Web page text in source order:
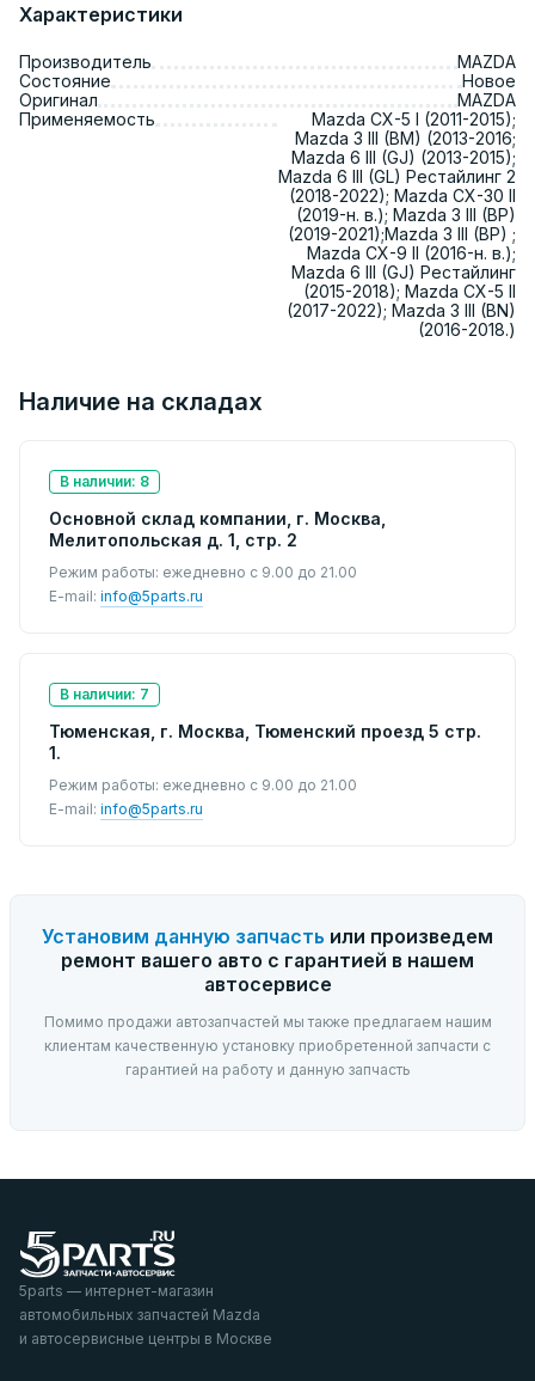
Характеристики
Производитель
MAZDA
Состояние
Новое
Оригинал
MAZDA
Применяемость
Mazda CX-5 I (2011-2015);
Mazda 3 III (BM) (2013-2016;
Mazda 6 III (GJ) (2013-2015);
Mazda 6 III (GL) Рестайлинг 2
(2018-2022); Mazda CX-30 II
(2019-н. в.); Mazda 3 III (BP)
(2019-2021);Mazda 3 III (BP) ;
Mazda CX-9 II (2016-н. в.);
Mazda 6 III (GJ) Рестайлинг
(2015-2018); Mazda CX-5 II
(2017-2022); Mazda 3 III (BN)
(2016-2018.)
Наличие на складах
В наличии: 8
Основной склад компании, г. Москва,
Мелитопольская д. 1, стр. 2
Режим работы: ежедневно с 9.00 до 21.00
E-mail: info@5parts.ru
В наличии: 7
Тюменская, г. Москва, Тюменский проезд 5 стр.
1.
Режим работы: ежедневно с 9.00 до 21.00
E-mail: info@5parts.ru
Установим данную запчасть или произведем
ремонт вашего авто с гарантией в нашем
автосервисе
Помимо продажи автозапчастей мы также предлагаем нашим
клиентам качественную установку приобретенной запчасти с
гарантией на работу и данную запчасть
5parts — интернет-магазин
автомобильных запчастей Mazda
и автосервисные центры в Москве